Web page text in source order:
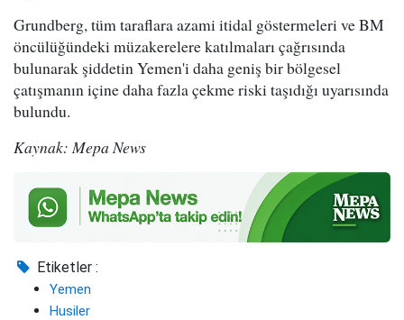
Grundberg, tüm taraflara azami itidal göstermeleri ve BM
öncülüğündeki müzakerelere katılmaları çağrısında
bulunarak şiddetin Yemen'i daha geniş bir bölgesel
çatışmanın içine daha fazla çekme riski taşıdığı uyarısında
bulundu.
Kaynak: Mepa News
Etiketler :
Yemen
Husiler